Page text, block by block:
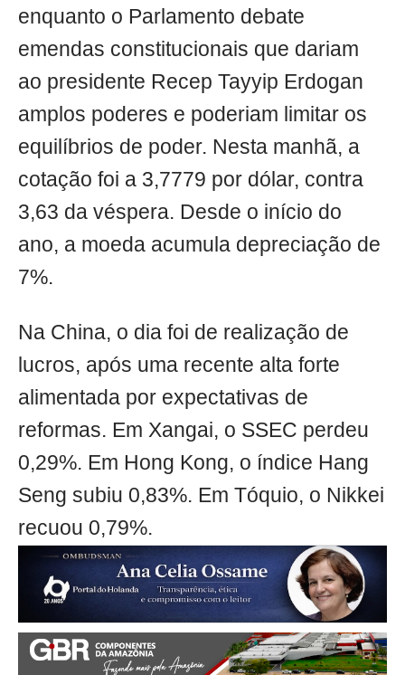
enquanto o Parlamento debate
emendas constitucionais que dariam
ao presidente Recep Tayyip Erdogan
amplos poderes e poderiam limitar os
equilíbrios de poder. Nesta manhã, a
cotação foi a 3,7779 por dólar, contra
3,63 da véspera. Desde o início do
ano, a moeda acumula depreciação de
7%.
Na China, o dia foi de realização de
lucros, após uma recente alta forte
alimentada por expectativas de
reformas. Em Xangai, o SSEC perdeu
0,29%. Em Hong Kong, o índice Hang
Seng subiu 0,83%. Em Tóquio, o Nikkei
recuou 0,79%.